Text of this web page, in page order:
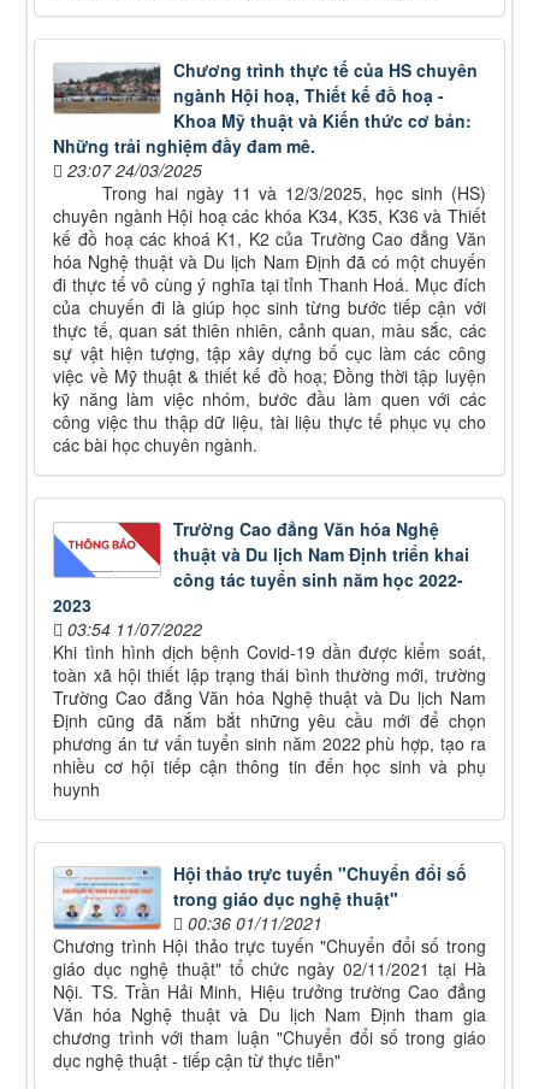
Chương trình thực tế của HS chuyên
ngành Hội hoạ, Thiết kế đồ hoạ -
Khoa Mỹ thuật và Kiến thức cơ bản:
Những trải nghiệm đầy đam mê.
23:07 24/03/2025
Trong hai ngày 11 và 12/3/2025, học sinh (HS)
chuyên ngành Hội hoạ các khóa K34, K35, K36 và Thiết
kế đồ hoạ các khoá K1, K2 của Trường Cao đẳng Văn
hóa Nghệ thuật và Du lịch Nam Định đã có một chuyến
đi thực tế vô cùng ý nghĩa tại tỉnh Thanh Hoá. Mục đích
của chuyến đi là giúp học sinh từng bước tiếp cận với
thực tế, quan sát thiên nhiên, cảnh quan, màu sắc, các
sự vật hiện tượng, tập xây dựng bố cục làm các công
việc về Mỹ thuật & thiết kế đồ hoạ; Đồng thời tập luyện
kỹ năng làm việc nhóm, bước đầu làm quen với các
công việc thu thập dữ liệu, tài liệu thực tế phục vụ cho
các bài học chuyên ngành.
Trường Cao đẳng Văn hóa Nghệ
thuật và Du lịch Nam Định triển khai
công tác tuyển sinh năm học 2022-
2023
03:54 11/07/2022
Khi tình hình dịch bệnh Covid-19 dần được kiểm soát,
toàn xã hội thiết lập trạng thái bình thường mới, trường
Trường Cao đẳng Văn hóa Nghệ thuật và Du lịch Nam
Định cũng đã nắm bắt những yêu cầu mới để chọn
phương án tư vấn tuyển sinh năm 2022 phù hợp, tạo ra
nhiều cơ hội tiếp cận thông tin đến học sinh và phụ
huynh
Hội thảo trực tuyến "Chuyển đổi số
trong giáo dục nghệ thuật"
00:36 01/11/2021
Chương trình Hội thảo trực tuyến "Chuyển đổi số trong
giáo dục nghệ thuật" tổ chức ngày 02/11/2021 tại Hà
Nội. TS. Trần Hải Minh, Hiệu trưởng trường Cao đẳng
Văn hóa Nghệ thuật và Du lịch Nam Định tham gia
chương trình với tham luận "Chuyển đổi số trong giáo
dục nghệ thuật - tiếp cận từ thực tiễn"